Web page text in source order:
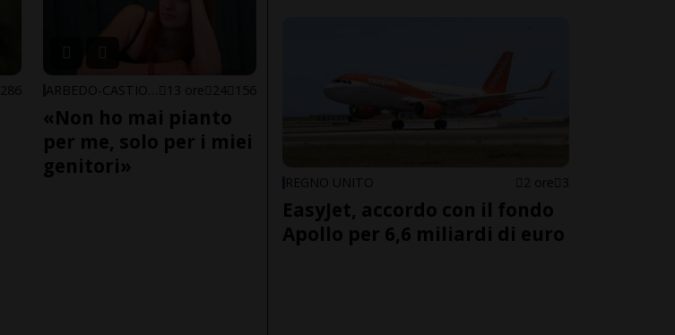
286 13 ore 24 156
«Non ho mai pianto
per me, solo per i miei
genitori»
REGNO UNITO 2 ore 3
EasyJet, accordo con il fondo
Apollo per 6,6 miliardi di euro